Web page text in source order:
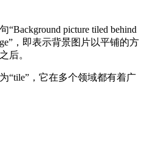
“Background picture tiled behind
，即表示背景图片以平铺的方
后。
“tile”，它在多个领域都有着广